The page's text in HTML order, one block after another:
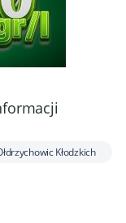
Kłodzkich